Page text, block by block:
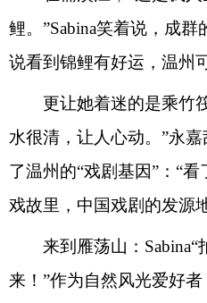
鲤。”Sabina笑着说，成
说看到锦鲤有好运，温州
更让她着迷的是乘竹筏
水很清，让人心动。”永
了温州的“戏剧基因”：“
戏故里，中国戏剧的发源
来到雁荡山：Sabina“
来！”作为自然风光爱好